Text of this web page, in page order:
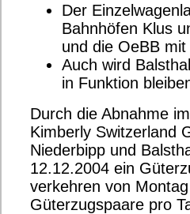
Der
Bahnhöfen Klus
und die OeBB
Auch wird
in Funktion
Durch die Abnahme
Kimberly Switzerland
Niederbipp und
12.12.2004 ein
verkehren von
Güterzugspaare pro